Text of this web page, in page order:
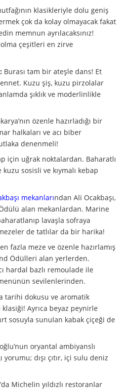
klasikleriyle dolu geniş
çok da kolay olmayacak fakat
memnun ayrılacaksınız!
çeşitleri en zirve
Burası tam bir ateşle dans! Et
Kuzu şiş, kuzu pirzolalar
şıklık ve moderlinlikle
özenle hazırladığı bir
halkaları ve acı biber
denenmeli!
için uğrak noktalardan. Baharatlı
sosisli ve kıymalı kebap
mekanlarından Ali Ocakbaşı,
alan mekanlardan. Marine
lavaşla sofraya
de tatlılar da bir harika!
fazla meze ve özenle hazırlamış
Ödülleri alan yerlerden.
hardal bazlı remoulade ile
sevilenlerinden.
tarihi dokusu ve aromatik
Ayrıca beyaz peynirle
sosuyla sunulan kabak çiçeği de
oryantal ambiyanslı
dışı çıtır, içi sulu deniz
Michelin yıldızlı restoranlar